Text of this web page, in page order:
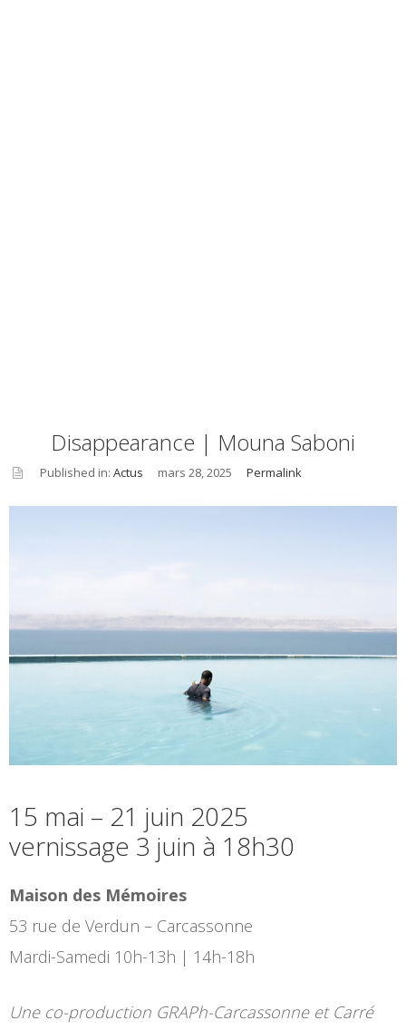
Disappearance | Mouna Saboni
Published in: Actus mars 28, 2025 Permalink
15 mai – 21 juin 2025
vernissage 3 juin à 18h30
Maison des Mémoires
53 rue de Verdun – Carcassonne
Mardi-Samedi 10h-13h | 14h-18h
Une co-production GRAPh-Carcassonne et Carré